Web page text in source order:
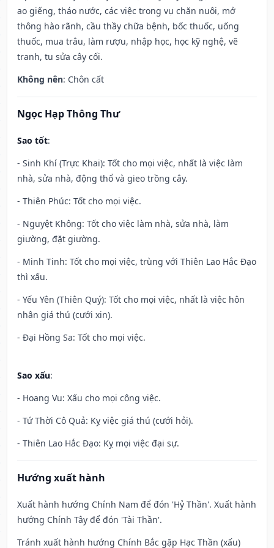
ao giếng, tháo nước, các việc trong vụ chăn nuôi, mở
thông hào rãnh, cầu thầy chữa bệnh, bốc thuốc, uống
thuốc, mua trâu, làm rượu, nhập học, học kỹ nghệ, vẽ
tranh, tu sửa cây cối.
Không nên: Chôn cất
Ngọc Hạp Thông Thư
Sao tốt:
- Sinh Khí (Trực Khai): Tốt cho mọi việc, nhất là việc làm
nhà, sửa nhà, động thổ và gieo trồng cây.
- Thiên Phúc: Tốt cho mọi việc.
- Nguyệt Không: Tốt cho việc làm nhà, sửa nhà, làm
giường, đặt giường.
- Minh Tinh: Tốt cho mọi việc, trùng với Thiên Lao Hắc Đạo
thì xấu.
- Yếu Yên (Thiên Quý): Tốt cho mọi việc, nhất là việc hôn
nhân giá thú (cưới xin).
- Đại Hồng Sa: Tốt cho mọi việc.
Sao xấu:
- Hoang Vu: Xấu cho mọi công việc.
- Tứ Thời Cô Quả: Kỵ việc giá thú (cưới hỏi).
- Thiên Lao Hắc Đạo: Kỵ mọi việc đại sự.
Hướng xuất hành
Xuất hành hướng Chính Nam để đón 'Hỷ Thần'. Xuất hành
hướng Chính Tây để đón 'Tài Thần'.
Tránh xuất hành hướng Chính Bắc gặp Hạc Thần (xấu)